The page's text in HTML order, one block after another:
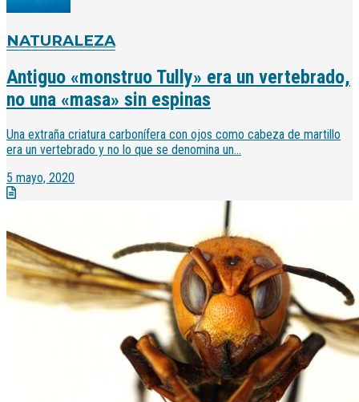
NATURALEZA
Antiguo «monstruo Tully» era un vertebrado,
no una «masa» sin espinas
Una extraña criatura carbonífera con ojos como cabeza de martillo
era un vertebrado y no lo que se denomina un...
5 mayo, 2020